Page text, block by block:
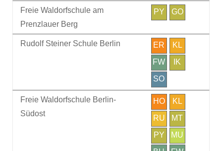
Freie Waldorfschule am
Prenzlauer Berg
PY GO
Rudolf Steiner Schule Berlin ER
KL
FW
IK
SO
Freie Waldorfschule Berlin-
Südost
HO
KL
RU
MT
PY
MU